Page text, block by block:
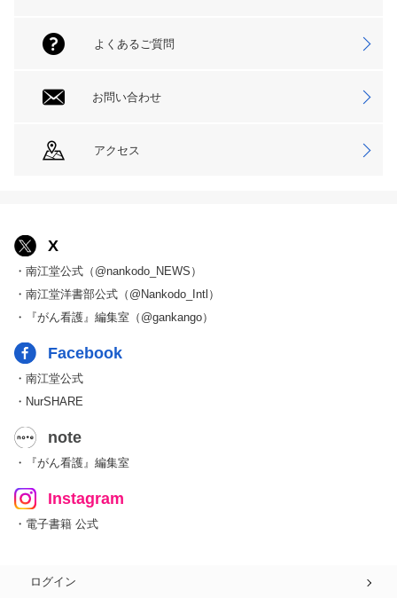
よくあるご質問
お問い合わせ
アクセス
X
・南江堂公式（@nankodo_NEWS）
・南江堂洋書部公式（@Nankodo_Intl）
・『がん看護』編集室（@gankango）
Facebook
・南江堂公式
・NurSHARE
note
・『がん看護』編集室
Instagram
・電子書籍 公式
ログイン